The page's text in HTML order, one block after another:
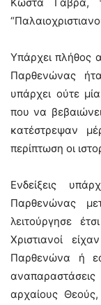
Υπάρχει πλήθος
Παρθενώνας
υπάρχει ούτε
που να
κατέστρεψαν
περίπτωση οι
Ενδείξεις
Παρθενώνας
λειτούργησε
Χριστιανοί
Παρθενώνα ή
αρχαίους